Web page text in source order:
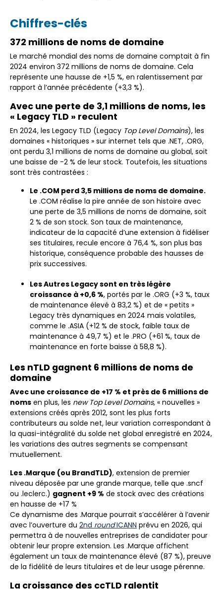
Chiffres-clés
372 millions de noms de domaine
Le marché mondial des noms de domaine comptait à fin
2024 environ 372 millions de noms de domaine. Cela
représente une hausse de +1,5 %, en ralentissement par
rapport à l’année précédente (+3,3 %).
Avec une perte de 3,1 millions de noms, les
« Legacy TLD » reculent
En 2024, les Legacy TLD (Legacy Top Level Domains), les
domaines « historiques » sur internet tels que .NET, .ORG,
ont perdu 3,1 millions de noms de domaine au global, soit
une baisse de -2 % de leur stock. Toutefois, les situations
sont très contrastées :
Le .COM perd 3,5 millions de noms de domaine.
Le .COM réalise la pire année de son histoire avec
une perte de 3,5 millions de noms de domaine, soit
2 % de son stock. Son taux de maintenance,
indicateur de la capacité d’une extension à fidéliser
ses titulaires, recule encore à 76,4 %, son plus bas
historique, conséquence probable des hausses de
prix successives.
Les Autres Legacy sont en très légère
croissance à +0,6 %, portés par le .ORG (+3 %, taux
de maintenance élevé à 83,2 %) et de « petits »
Legacy très dynamiques en 2024 mais volatiles,
comme le .ASIA (+12 % de stock, faible taux de
maintenance à 49,7 %) et le .PRO (+61 %, taux de
maintenance en forte baisse à 58,8 %).
Les nTLD gagnent 6 millions de noms de
domaine
Avec une croissance de +17 % et près de 6 millions de
noms en plus, les new Top Level Domains, « nouvelles »
extensions créés après 2012, sont les plus forts
contributeurs au solde net, leur variation correspondant à
la quasi-intégralité du solde net global enregistré en 2024,
les variations des autres segments se compensant
mutuellement.
Les .Marque (ou BrandTLD), extension de premier
niveau déposée par une grande marque, telle que .sncf
ou .leclerc.) gagnent +9 % de stock avec des créations
en hausse de +17 %
Ce dynamisme des .Marque pourrait s’accélérer à l’avenir
avec l’ouverture du 2nd roundICANN prévu en 2026, qui
permettra à de nouvelles entreprises de candidater pour
obtenir leur propre extension. Les .Marque affichent
également un taux de maintenance élevé (87 %), preuve
de la fidélité de leurs titulaires et de leur usage pérenne.
La croissance des ccTLD ralentit